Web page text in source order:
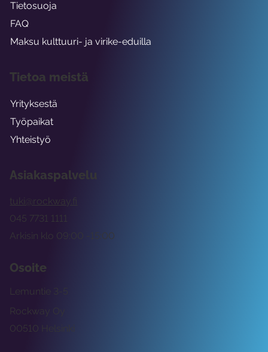
Asiakaspalvelu
tuki@rockway.fi
Arkisin klo 09:00 -15:00
045 7731 1111
Osoite
Rockway Oy
Lemuntie 3-5
00510 Helsinki
Tietosuoja
FAQ
Maksu kulttuuri- ja virike-eduilla
Tietoa meistä
Yrityksestä
Työpaikat
Yhteistyö